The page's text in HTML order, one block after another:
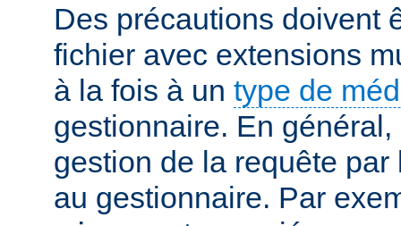
Des précautions doivent
fichier avec extensions
à la fois à un type de
gestionnaire. En
gestion de la requête
au gestionnaire. Par